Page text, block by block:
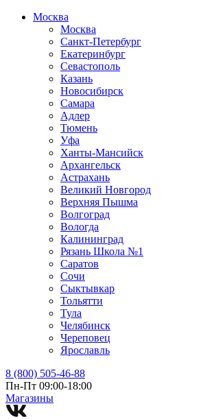
Москва
Москва
Санкт-Петербург
Екатеринбург
Севастополь
Казань
Новосибирск
Самара
Адлер
Тюмень
Уфа
Ханты-Мансийск
Архангельск
Астрахань
Великий Новгород
Верхняя Пышма
Волгоград
Вологда
Калининград
Рязань Школа №1
Саратов
Сочи
Сыктывкар
Тольятти
Тула
Челябинск
Череповец
Ярославль
8 (800) 505-46-88
Пн-Пт 09:00-18:00
Магазины⁠